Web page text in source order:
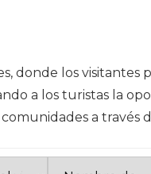
donde los visitantes
a los turistas la
a través